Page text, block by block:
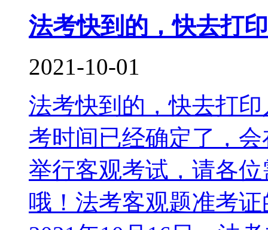
法考快到的，快去打
2021-10-01
法考快到的，快去打
考时间已经确定了，会
举行客观考试，请各
哦！法考客观题准考